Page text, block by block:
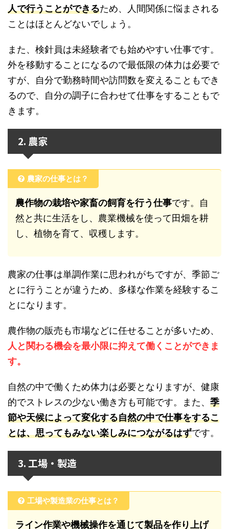
人で行うことができるため、人間関係に悩まされる
ことはほとんどないでしょう。
また、検針員は未経験者でも始めやすい仕事です。
外を移動することになるので最低限の体力は必要で
すが、自分で勤務時間や訪問数を変えることもでき
るので、自分の調子に合わせて仕事をすることもで
きます。
2. 農家
農家の仕事とは？
農作物の栽培や家畜の飼育を行う仕事です。自
然と共に生活をし、農業機械を使って田畑を耕
し、植物を育て、収穫します。
農家の仕事は単調作業に思われがちですが、季節ご
とに行うことが違うため、多様な作業を経験するこ
とになります。
農作物の販売も市場などに任せることが多いため、
人と関わる機会を最小限に抑えて働くことができま
す。
自然の中で働くため体力は必要となりますが、健康
的でストレスの少ない働き方も可能です。また、 季
節や天候によって変化する自然の中で仕事をするこ
とは、思ってもみない楽しみにつながるはずです。
3. 工場・製造
工場や製造業の仕事とは？
ライン作業や機械操作を通じて製品を作り上げ